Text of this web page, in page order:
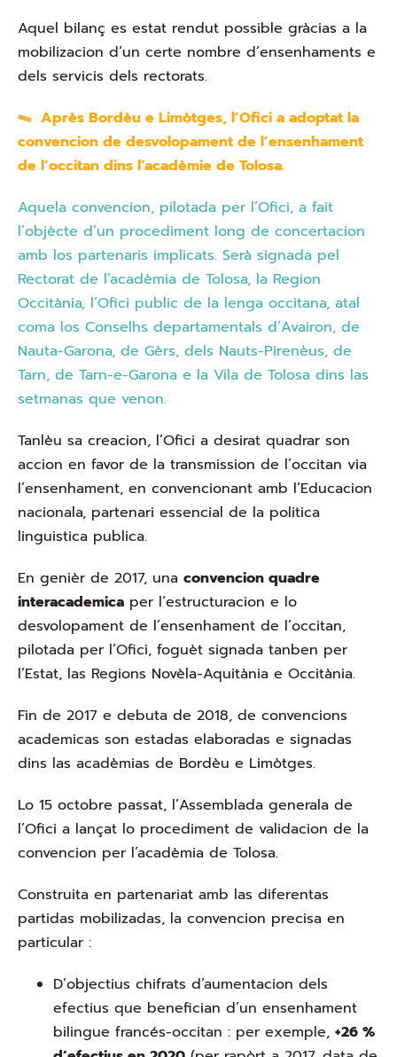
Aquel bilanç es estat rendut possible gràcias a la
mobilizacion d’un certe nombre d’ensenhaments e
dels servicis dels rectorats.
Après Bordèu e Limòtges, l’Ofici a adoptat la
convencion de desvolopament de l’ensenhament
de l’occitan dins l’acadèmie de Tolosa.
Aquela convencion, pilotada per l’Ofici, a fait
l’objècte d’un procediment long de concertacion
amb los partenaris implicats. Serà signada pel
Rectorat de l’acadèmia de Tolosa, la Region
Occitània, l’Ofici public de la lenga occitana, atal
coma los Conselhs departamentals d’Avairon, de
Nauta-Garona, de Gèrs, dels Nauts-Pirenèus, de
Tarn, de Tarn-e-Garona e la Vila de Tolosa dins las
setmanas que venon.
Tanlèu sa creacion, l’Ofici a desirat quadrar son
accion en favor de la transmission de l’occitan via
l’ensenhament, en convencionant amb l’Educacion
nacionala, partenari essencial de la politica
linguistica publica.
En genièr de 2017, una convencion quadre
interacademica per l’estructuracion e lo
desvolopament de l’ensenhament de l’occitan,
pilotada per l’Ofici, foguèt signada tanben per
l’Estat, las Regions Novèla-Aquitània e Occitània.
Fin de 2017 e debuta de 2018, de convencions
academicas son estadas elaboradas e signadas
dins las acadèmias de Bordèu e Limòtges.
Lo 15 octobre passat, l’Assemblada generala de
l’Ofici a lançat lo procediment de validacion de la
convencion per l’acadèmia de Tolosa.
Construita en partenariat amb las diferentas
partidas mobilizadas, la convencion precisa en
particular :
D’objectius chifrats d’aumentacion dels
efectius que benefician d’un ensenhament
bilingue francés-occitan : per exemple, +26 %